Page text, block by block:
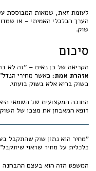
לעומת זאת, שמאות המבוססת
הערך הכלכלי האמיתי – או
שוק.
סיכום
הקריאה של בן נאים – "זה לא
אזהרת אמת: כאשר מחירי
בשוק בריא אלא בשוק בועתי.
החובה המקצועית של השמאי
רופא המאבחן את מצבו של השוק
"מחיר הוא נתון שוק שהתקבל
כלכלית על מחיר שראוי
המשפט הזה הוא בעצם ההבחנה